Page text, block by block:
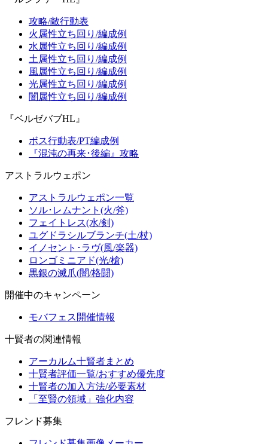
攻略/敵行動表
火属性立ち回り/編成例
水属性立ち回り/編成例
土属性立ち回り/編成例
風属性立ち回り/編成例
光属性立ち回り/編成例
闇属性立ち回り/編成例
『ベルゼバブHL』
ボス行動表/PT編成例
『混沌の再来･後編』攻略
アストラルウェポン
アストラルウェポン一覧
ソル･レムナント(火/斧)
フェイトレス(水/剣)
ユグドラシルブランチ(土/杖)
イノセント･ラヴ(風/楽器)
ロンゴミニアド(光/槍)
黒銀の滅爪(闇/格闘)
開催中のキャンペーン
モバフェス開催情報
十賢者の関連情報
アーカルム十賢者まとめ
十賢者評価一覧/おすすめ優先度
十賢者の加入方法/必要素材
「至賢の領域」強化内容
フレンド募集